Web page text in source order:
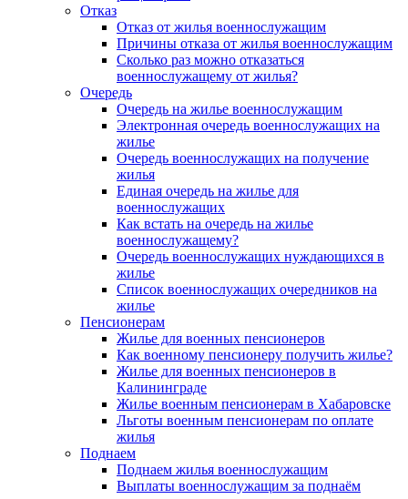
Отказ
Отказ от жилья военнослужащим
Причины отказа от жилья военнослужащим
Сколько раз можно отказаться
военнослужащему от жилья?
Очередь
Очередь на жилье военнослужащим
Электронная очередь военнослужащих на
жилье
Очередь военнослужащих на получение
жилья
Единая очередь на жилье для
военнослужащих
Как встать на очередь на жилье
военнослужащему?
Очередь военнослужащих нуждающихся в
жилье
Список военнослужащих очередников на
жилье
Пенсионерам
Жилье для военных пенсионеров
Как военному пенсионеру получить жилье?
Жилье для военных пенсионеров в
Калининграде
Жилье военным пенсионерам в Хабаровске
Льготы военным пенсионерам по оплате
жилья
Поднаем
Поднаем жилья военнослужащим
Выплаты военнослужащим за поднаём